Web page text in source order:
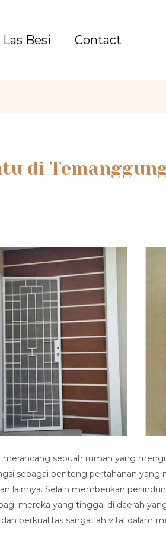
Las Besi Contact
di
sebuah rumah yang
sebagai benteng pertahanan
lainnya. Selain memberikan
mereka yang tinggal di daerah
berkualitas sangatlah vital dalam